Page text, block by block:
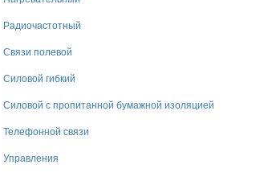
Радиочастотный
Связи полевой
Силовой гибкий
Силовой с пропитанной бумажной изоляцией
Телефонной связи
Управления